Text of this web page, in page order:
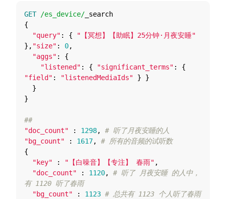
GET /es_device/ _search
{
"query" : {
"【冥想】【助眠】25分钟·月夜安睡"
}, "size" : 0,
"aggs" :
{
"listened" : { "significant_terms" :
{
"field" : "listenedMediaIds" }
}
}
}
##
"doc_count"
: 1298,
# 听了月夜安睡的人
"bg_count"
: 1617,
# 所有的音频的试听数
{
"key"
: "【白噪音】【专注】 春雨" ,
"doc_count"
: 1120,
# 听了 月夜安睡 的人中，
有 1120 听了春雨
"bg_count"
: 1123 # 总共有 1123 个人听了春雨